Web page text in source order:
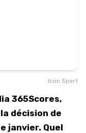
Icon Sport
365Scores,
décision de
janvier. Quel